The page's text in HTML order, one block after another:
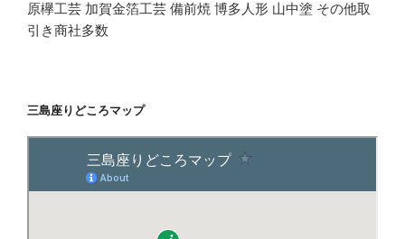
原欅工芸 加賀金箔工芸 備前焼 博多人形 山中塗 その他取
引き商社多数
三島座りどころマップ